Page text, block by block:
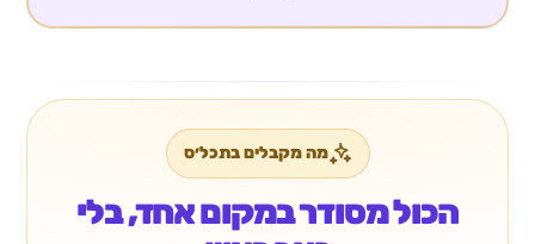
מה מקבלים בתכל׳ס
הכול מסודר במקום אחד, בלי